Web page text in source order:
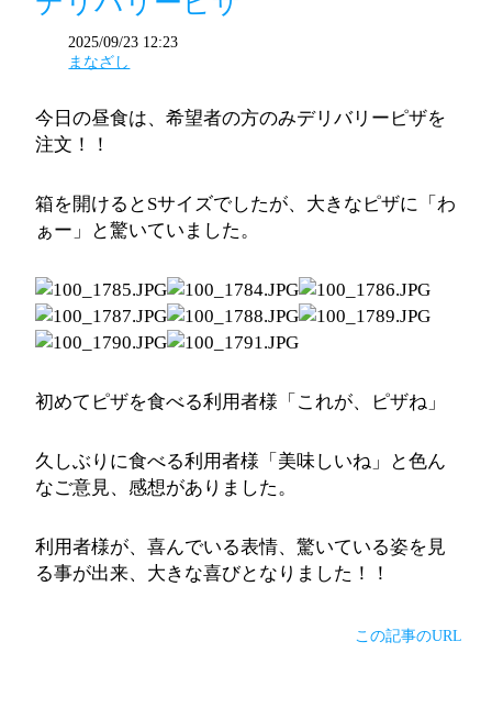
2025/09/23 12:23
まなざし
今日の昼食は、希望者の方のみデリバリーピザを
注文！！
箱を開けるとSサイズでしたが、大きなピザに「わ
ぁー」と驚いていました。
初めてピザを食べる利用者様「これが、ピザね」
久しぶりに食べる利用者様「美味しいね」と色ん
なご意見、感想がありました。
利用者様が、喜んでいる表情、驚いている姿を見
る事が出来、大きな喜びとなりました！！
この記事のURL